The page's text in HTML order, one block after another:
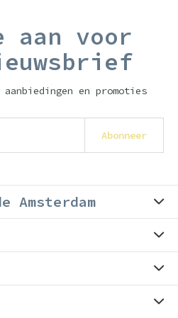
aan voor
aanbiedingen en promoties
Abonneer
Amsterdam